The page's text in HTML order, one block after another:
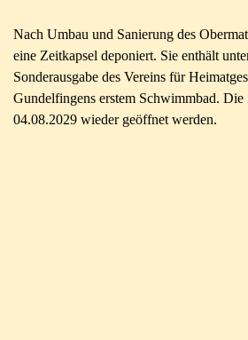
Nach Umbau und Sanierung des
eine Zeitkapsel deponiert. Sie enthält
Sonderausgabe des Vereins für
Gundelfingens erstem Schwimmbad. Die
04.08.2029 wieder geöffnet werden.